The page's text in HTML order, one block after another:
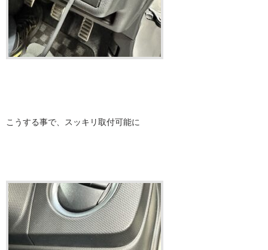
こうする事で、スッキリ取付可能に